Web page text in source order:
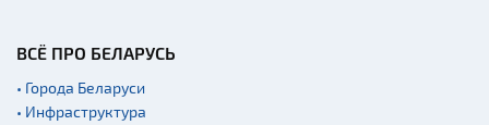
ВСЁ ПРО БЕЛАРУСЬ
• Города Беларуси
• Инфраструктура